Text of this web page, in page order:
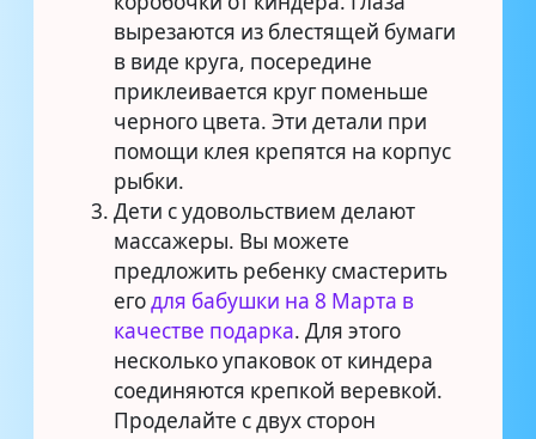
вырезаются из блестящей бумаги
в виде круга, посередине
приклеивается круг поменьше
черного цвета. Эти детали при
помощи клея крепятся на корпус
рыбки.
Дети с удовольствием делают
массажеры. Вы можете
предложить ребенку смастерить
егодля бабушки на 8 Марта в
качестве подарка. Для этого
несколько упаковок от киндера
соединяются крепкой веревкой.
Проделайте с двух сторон